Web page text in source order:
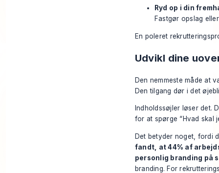
Ryd op i din
Fastgør opslag
En poleret
Udvikl dine
Den nemmeste måde at
Den tilgang dør i det
Indholdssøjler løser det.
for at spørge “Hvad skal
Det betyder noget, fordi
fandt, at 44% af
personlig branding på
branding. For